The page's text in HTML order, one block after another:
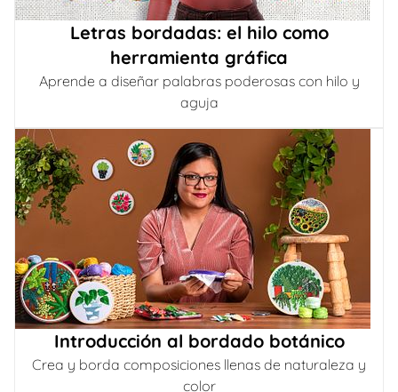
Letras bordadas: el hilo como
herramienta gráfica
Aprende a diseñar palabras poderosas con hilo y
aguja
Introducción al bordado botánico
Crea y borda composiciones llenas de naturaleza y
color